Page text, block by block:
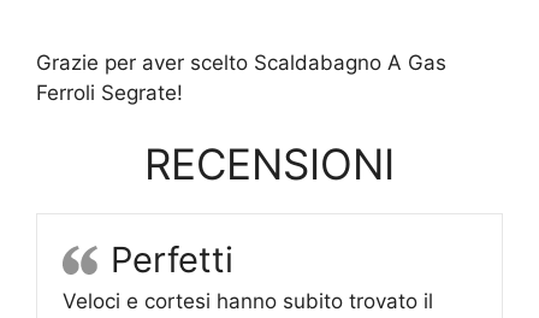
Grazie per aver scelto Scaldabagno A Gas
Ferroli Segrate!
RECENSIONI
Perfetti
Veloci e cortesi hanno subito trovato il